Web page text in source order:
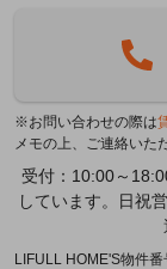
※お問い合わせの際は
メモの上、ご連絡いた
受付：10:00～
しています。日祝
LIFULL HOME'S物件